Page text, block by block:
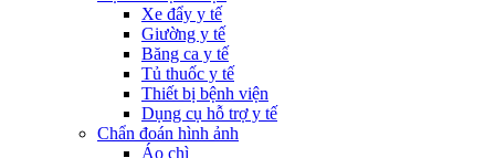
Xe đẩy y tế
Giường y tế
Băng ca y tế
Tủ thuốc y tế
Thiết bị bệnh viện
Dụng cụ hỗ trợ y tế
Chẩn đoán hình ảnh
Áo chì